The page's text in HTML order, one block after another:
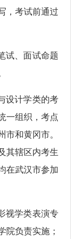
，考试前通过
、面试命题
计学类的考
一组织，考点
和黄冈市。
其辖区内考生
在武汉市参加
学类表演专
院负责实施；